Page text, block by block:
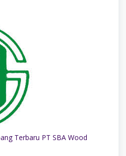
Terbaru PT SBA Wood